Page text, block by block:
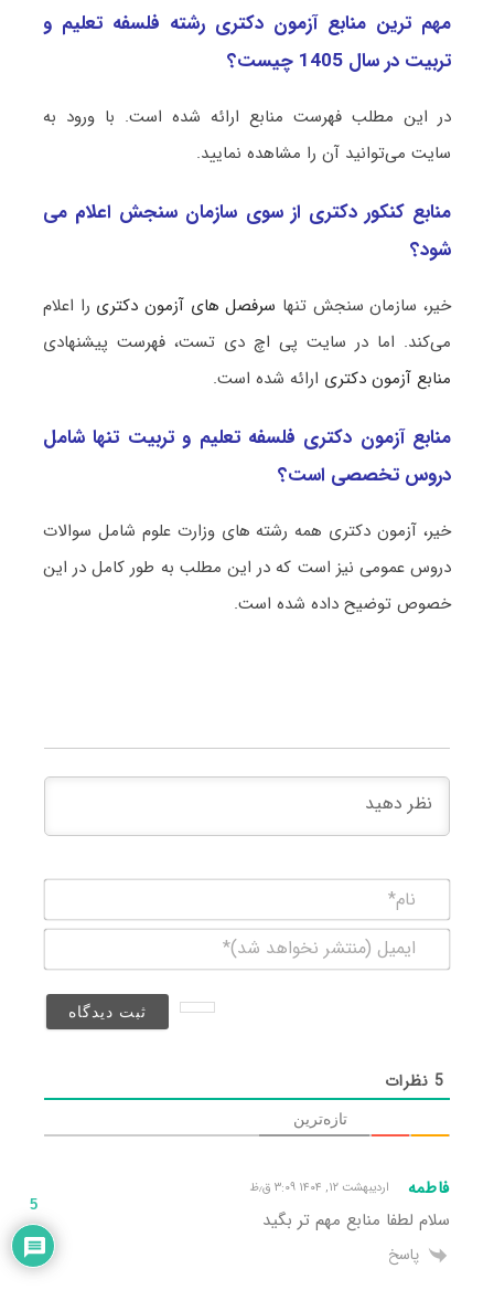
مهم ترین منابع آزمون دکتری رشته فلسفه تعلیم و
تربیت در سال 1405 چیست؟
در این مطلب فهرست منابع ارائه شده است. با ورود به
سایت می‌توانید آن را مشاهده نمایید.
منابع کنکور دکتری از سوی سازمان سنجش اعلام می
شود؟
خیر، سازمان سنجش تنها سرفصل های آزمون دکتری را اعلام
می‌کند. اما در سایت پی اچ دی تست، فهرست پیشنهادی
منابع آزمون دکتری ارائه شده است.
منابع آزمون دکتری فلسفه تعلیم و تربیت تنها شامل
دروس تخصصی است؟
خیر، آزمون دکتری همه رشته های وزارت علوم شامل سوالات
دروس عمومی نیز است که در این مطلب به طور کامل در این
خصوص توضیح داده شده است.
(منتشر
5 نظرات
تازه‌ترین
فاطمه اردیبهشت ۱۲, ۱۴۰۴ ۳:۰۹ ق٫ظ
سلام لطفا منابع مهم تر بگید
پاسخ
5